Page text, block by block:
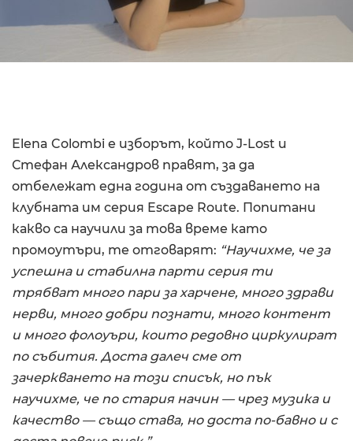
Elena Colombi е изборът, който J-Lost и
Стефан Александров правят, за да
отбележат една година от създаването на
клубната им серия Escape Route. Попитани
какво са научили за това време като
промоутъри, те отговарят: “Научихме, че за
успешна и стабилна парти серия ти
трябват много пари за харчене, много здрави
нерви, много добри познати, много контент
и много фолоуъри, които редовно циркулират
по събития. Доста далеч сме от
зачеркването на този списък, но пък
научихме, че по стария начин — чрез музика и
качество — също става, но доста по-бавно и с